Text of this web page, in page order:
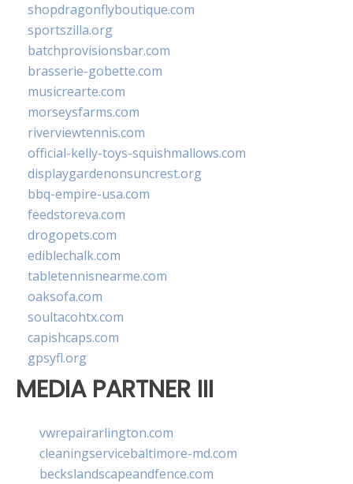
shopdragonflyboutique.com
sportszilla.org
batchprovisionsbar.com
brasserie-gobette.com
musicrearte.com
morseysfarms.com
riverviewtennis.com
official-kelly-toys-squishmallows.com
displaygardenonsuncrest.org
bbq-empire-usa.com
feedstoreva.com
drogopets.com
ediblechalk.com
tabletennisnearme.com
oaksofa.com
soultacohtx.com
capishcaps.com
gpsyfl.org
MEDIA PARTNER III
vwrepairarlington.com
cleaningservicebaltimore-md.com
beckslandscapeandfence.com